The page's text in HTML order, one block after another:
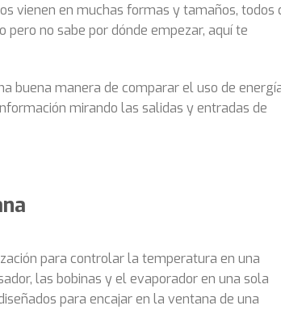
vienen en muchas formas y tamaños, todos
pero no sabe por dónde empezar, aquí te
buena manera de comparar el uso de
mirando las salidas y entradas de
para controlar la temperatura en una
las bobinas y el evaporador en una sola
para encajar en la ventana de una